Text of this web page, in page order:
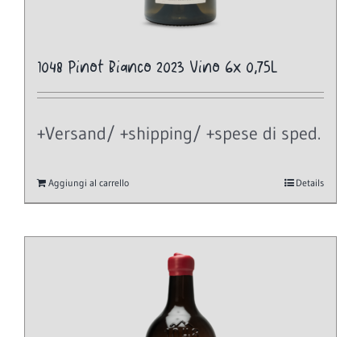
1048 Pinot Bianco 2023 Vino 6x 0,75L
+Versand/ +shipping/ +spese di sped.
Aggiungi al carrello Details